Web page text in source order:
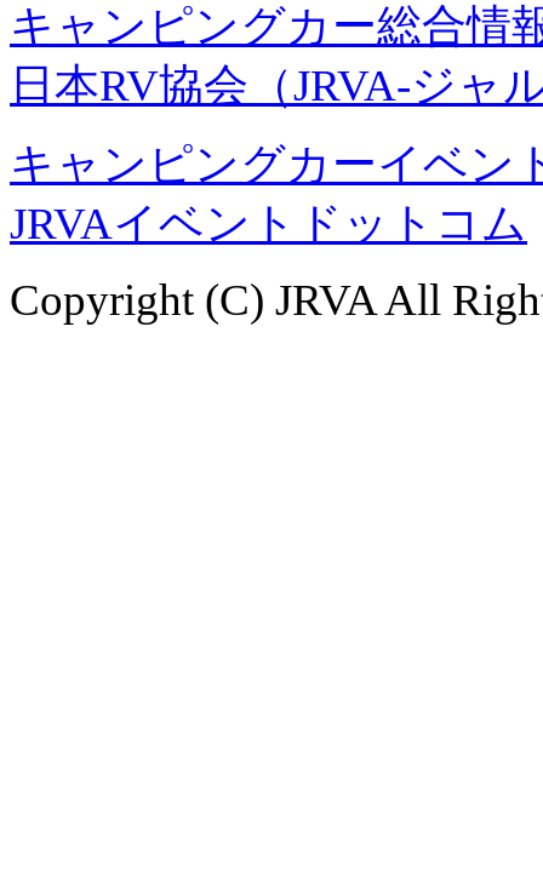
キャンピングカー総合情
日本RV協会（JRVA-ジャ
キャンピングカーイベン
JRVAイベントドットコム
Copyright (C) JRVA All